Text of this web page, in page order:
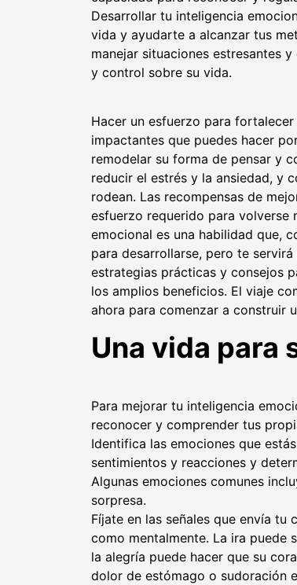
Desarrollar tu inteligencia
vida y ayudarte a alcanzar tus
manejar situaciones estresantes
y control sobre su vida.
Hacer un esfuerzo para
impactantes que puedes hacer
remodelar su forma de pensar y
reducir el estrés y la ansiedad, y
rodean. Las recompensas de
esfuerzo requerido para volverse
emocional es una habilidad que,
para desarrollarse, pero te
estrategias prácticas y consejos
los amplios beneficios. El viaje
ahora para comenzar a construir
Una vida para
Para mejorar tu inteligencia
reconocer y comprender tus
Identifica las emociones que
sentimientos y reacciones y
Algunas emociones comunes
sorpresa.
Fíjate en las señales que envía tu
como mentalmente. La ira puede
la alegría puede hacer que su
dolor de estómago o sudoración